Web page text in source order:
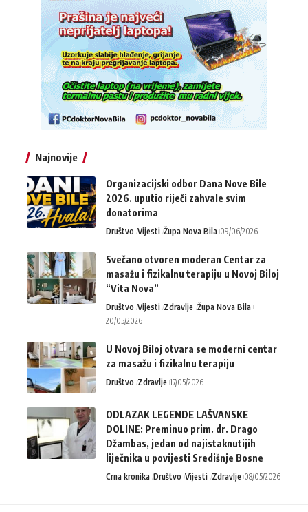
Najnovije
Organizacijski odbor Dana Nove Bile
2026. uputio riječi zahvale svim
donatorima
Društvo Vijesti Župa Nova Bila 09/06/2026
Svečano otvoren moderan Centar za
masažu i fizikalnu terapiju u Novoj Biloj
“Vita Nova”
Društvo Vijesti Zdravlje Župa Nova Bila
20/05/2026
U Novoj Biloj otvara se moderni centar
za masažu i fizikalnu terapiju
Društvo Zdravlje 17/05/2026
ODLAZAK LEGENDE LAŠVANSKE
DOLINE: Preminuo prim. dr. Drago
Džambas, jedan od najistaknutijih
liječnika u povijesti Središnje Bosne
Crna kronika Društvo Vijesti Zdravlje 08/05/2026